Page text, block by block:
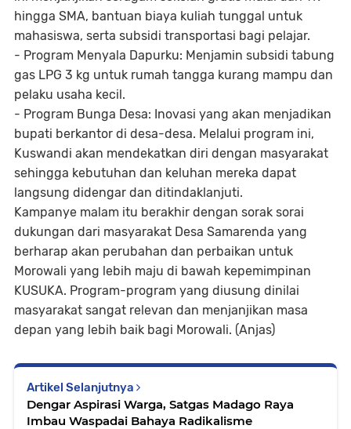
hingga SMA, bantuan biaya kuliah tunggal untuk
mahasiswa, serta subsidi transportasi bagi pelajar.
- Program Menyala Dapurku: Menjamin subsidi tabung
gas LPG 3 kg untuk rumah tangga kurang mampu dan
pelaku usaha kecil.
- Program Bunga Desa: Inovasi yang akan menjadikan
bupati berkantor di desa-desa. Melalui program ini,
Kuswandi akan mendekatkan diri dengan masyarakat
sehingga kebutuhan dan keluhan mereka dapat
langsung didengar dan ditindaklanjuti.
Kampanye malam itu berakhir dengan sorak sorai
dukungan dari masyarakat Desa Samarenda yang
berharap akan perubahan dan perbaikan untuk
Morowali yang lebih maju di bawah kepemimpinan
KUSUKA. Program-program yang diusung dinilai
masyarakat sangat relevan dan menjanjikan masa
depan yang lebih baik bagi Morowali. (Anjas)
Artikel Selanjutnya
Dengar Aspirasi Warga, Satgas Madago Raya
Imbau Waspadai Bahaya Radikalisme